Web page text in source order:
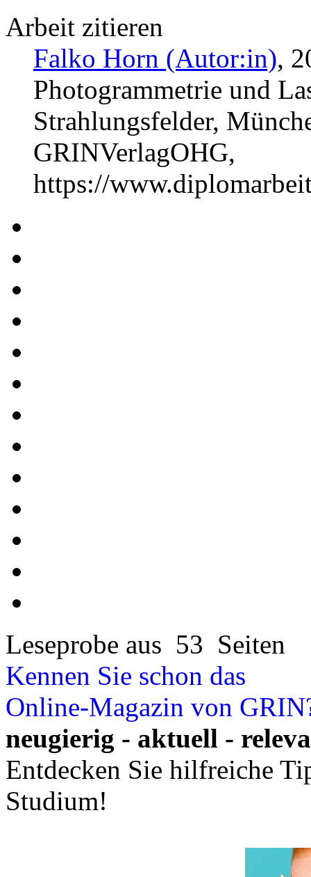
Arbeit zitieren
Falko Horn (Autor:in),
Photogrammetrie und
Strahlungsfelder,
GRINVerlagOHG,
https://
Leseprobe aus 53 Seiten
Kennen Sie schon das
Online-Magazin von
neugierig - aktuell -
Entdecken Sie hilfreiche
Studium!